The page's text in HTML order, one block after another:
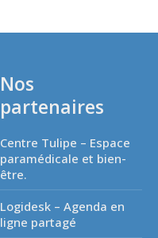
Nos
partenaires
Centre Tulipe – Espace
paramédicale et bien-
être.
Logidesk – Agenda en
ligne partagé